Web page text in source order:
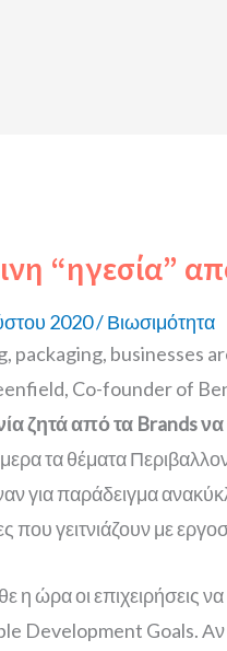
“ηγεσία”
2020/Βιωσιμότητα
packaging, businesses
Co-founder of
ζητά από τα Brands
τα θέματα
για παράδειγμα
που γειτνιάζουν με
η ώρα οι επιχειρήσεις
Development Goals. Αν